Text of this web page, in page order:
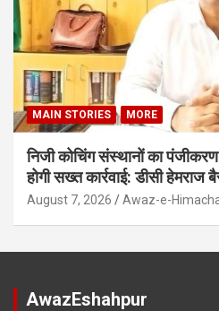
MAIN STORIES MORE
निजी कोचिंग संस्थानों का
होगी सख्त कार्रवाई: डीसी हेमराज
August 7, 2026 Awaz-e-
AwazEshahpur